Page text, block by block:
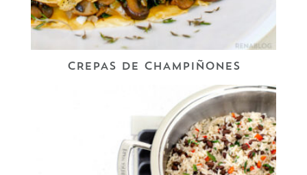
CREPAS DE CHAMPIÑONES